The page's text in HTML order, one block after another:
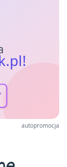
autopromocja